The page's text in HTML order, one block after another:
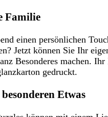
Familie
einen persönlichen
Jetzt können Sie Ihr
Besonderes machen.
gedruckt.
Etwas